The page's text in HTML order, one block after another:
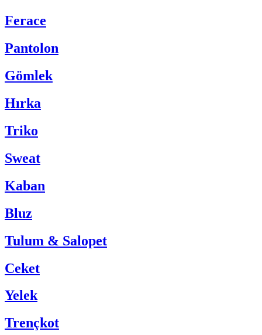
Ferace
Pantolon
Gömlek
Hırka
Triko
Sweat
Kaban
Bluz
Tulum & Salopet
Ceket
Yelek
Trençkot